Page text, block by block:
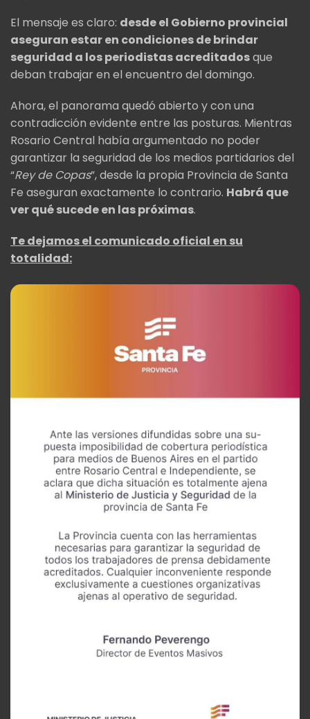
El mensaje es claro: desde el Gobierno provincial
aseguran estar en condiciones de brindar
seguridad a los periodistas acreditadosque
deban trabajar en el encuentro del domingo.
Ahora, el panorama quedó abierto y con una
contradicción evidente entre las posturas. Mientras
Rosario Central había argumentado no poder
garantizar la seguridad de los medios partidarios del
“Rey de Copas”, desde la propia Provincia de Santa
Fe aseguran exactamente lo contrario. Habrá que
ver qué sucede en las próximas.
Te dejamos el comunicado oficial en su
totalidad: